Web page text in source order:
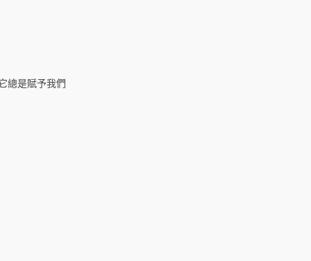
總是賦予我們